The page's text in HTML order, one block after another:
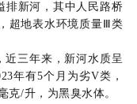
排新河，其中人民路桥
超地表水环境质量Ⅲ类
近三年来，新河水质呈
年有5个月为劣V类，
克/升，为黑臭水体。